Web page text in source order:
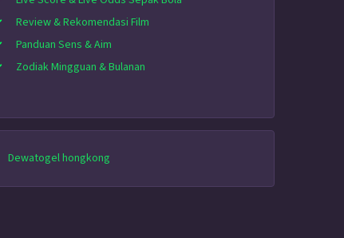
Review & Rekomendasi Film
Panduan Sens & Aim
Zodiak Mingguan & Bulanan
Dewatogel hongkong